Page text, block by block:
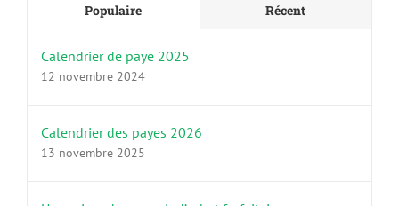
Populaire Récent
Calendrier de paye 2025
12 novembre 2024
Calendrier des payes 2026
13 novembre 2025